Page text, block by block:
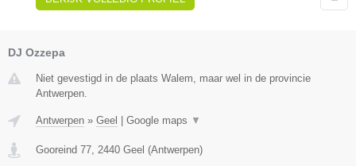
DJ Ozzepa
Niet gevestigd in de plaats Walem, maar wel in de provincie
Antwerpen.
Antwerpen » Geel | Google maps ▼
Gooreind 77 2440 Geel (Antwerpen)